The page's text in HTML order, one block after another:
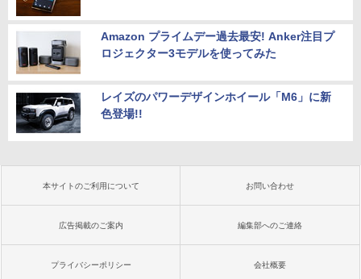
Amazon プライムデー過去最安! Anker注目プ
ロジェクター3モデルを使ってみた
レイズのパワーデザインホイール「M6」に新
色登場!!
本サイトのご利用について お問い合わせ
広告掲載のご案内 編集部へのご連絡
プライバシーポリシー 会社概要